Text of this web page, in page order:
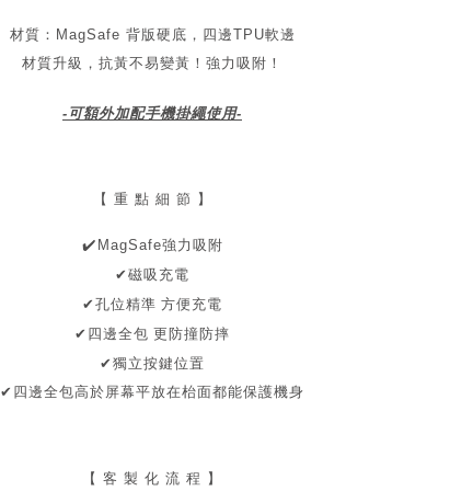
材質：MagSafe 背版硬底，四邊TPU軟邊
材質升級，抗黃不易變黃！ 強力吸附！
-可額外加配手機掛繩使用-
【 重 點 細 節 】
✔ ️MagSafe強力吸附
✔磁吸充電
✔ 孔位精準 方便充電
✔四邊全包 更防撞防摔
✔ 獨立按鍵位置
✔ 四邊全包高於屏幕平放在枱面都能保護機身
【 客 製 化 流 程 】